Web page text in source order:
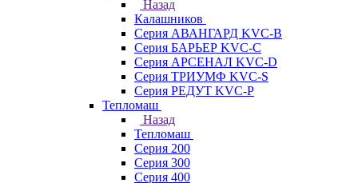
Назад
Калашников
Серия АВАНГАРД KVC-B
Серия БАРЬЕР KVC-C
Серия АРСЕНАЛ KVC-D
Серия ТРИУМФ KVC-S
Серия РЕДУТ KVC-P
Тепломаш
Назад
Тепломаш
Серия 200
Серия 300
Серия 400